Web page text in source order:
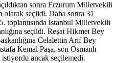
sonra Erzurum Milletvekili
seçildi. Daha sonra 31
toplantısında İstanbul Milletvekili
seçildi. Reşat Hikmet Bey
Celalettin Arif Bey
Kemal Paşa, son Osmanlı
ancak seçilemedi.